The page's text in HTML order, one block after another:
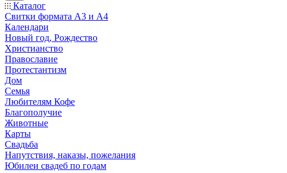
Каталог
Свитки формата А3 и А4
Календари
Новый год, Рождество
Христианство
Православие
Протестантизм
Дом
Семья
Любителям Кофе
Благополучие
Животные
Карты
Свадьба
Напутствия, наказы, пожелания
Юбилеи свадеб по годам